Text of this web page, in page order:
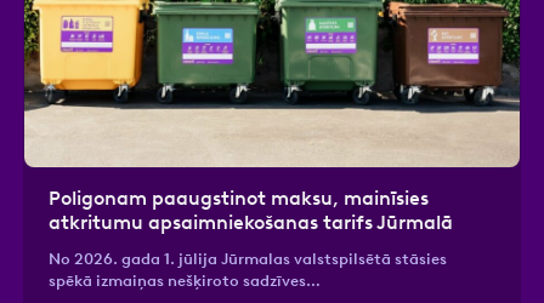
Poligonam paaugstinot maksu, mainīsies
atkritumu apsaimniekošanas tarifs Jūrmalā
No 2026. gada 1. jūlija Jūrmalas valstspilsētā stāsies
spēkā izmaiņas nešķiroto sadzīves…